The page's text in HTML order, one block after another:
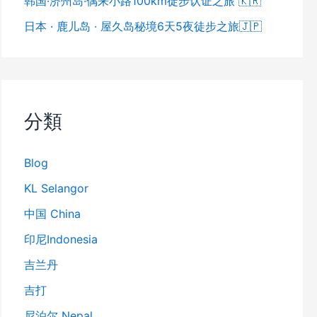
日本 · 鹿儿岛 · 屋久岛秘境6天5夜徒步之旅🇯🇵
分類
Blog
KL Selangor
中国 China
印尼Indonesia
吉兰丹
吉打